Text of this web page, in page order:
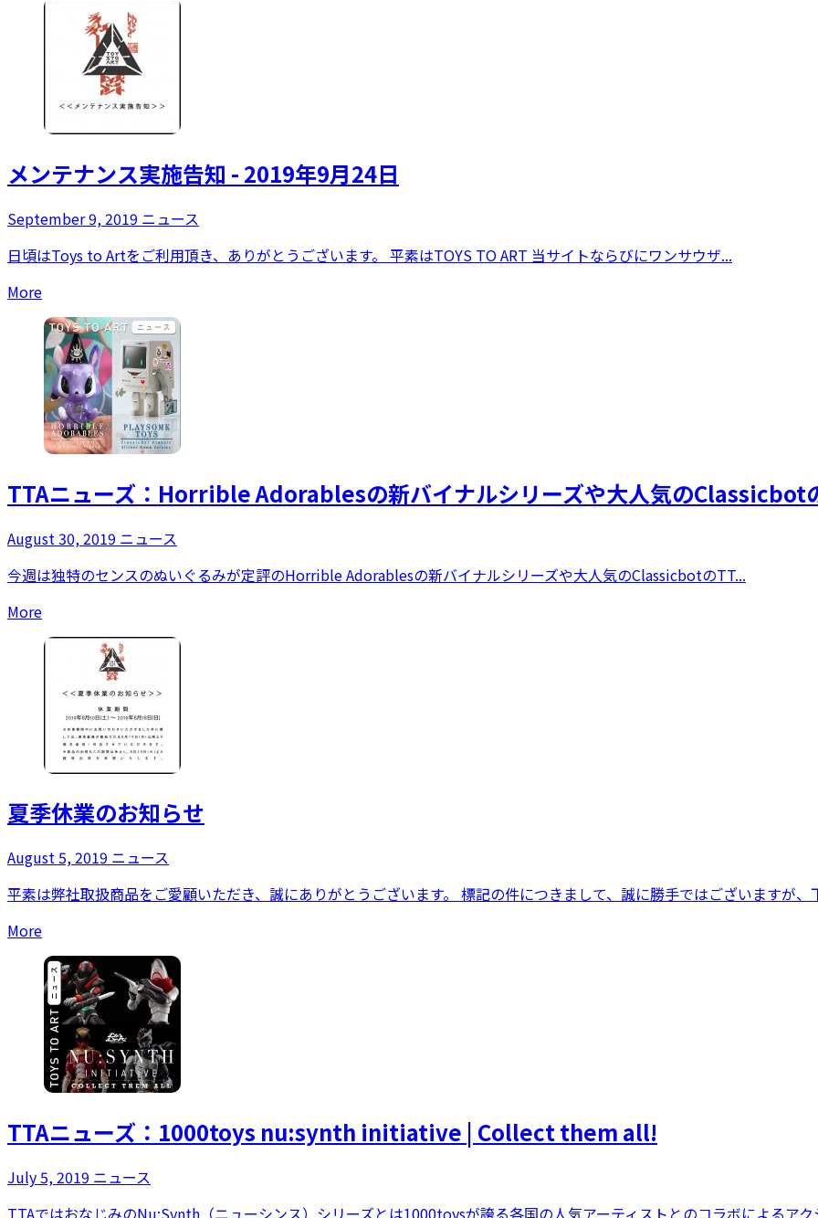
メンテナンス実施告知 - 2019年9月24日
September 9, 2019 ニュース
日頃はToys to Artをご利用頂き、ありがとうございます。 平素はTOYS TO ART 当サイトならびにワンサウザ...
More
TTAニューズ：Horrible Adorablesの新バイナルシリーズや大人気のClassicbot
August 30, 2019 ニュース
今週は独特のセンスのぬいぐるみが定評のHorrible Adorablesの新バイナルシリーズや大人気のClassicbotのTT...
More
夏季休業のお知らせ
August 5, 2019 ニュース
平素は弊社取扱商品をご愛顧いただき、誠にありがとうございます。 標記の件につきまして、誠に勝手ではございますが、
More
TTAニューズ：1000toys nu:synth initiative | Collect them all!
July 5, 2019 ニュース
TTAではおなじみのNu:Synth（ニューシンス）シリーズとは1000toysが誇る各国の人気アーティストとのコラボによるアク